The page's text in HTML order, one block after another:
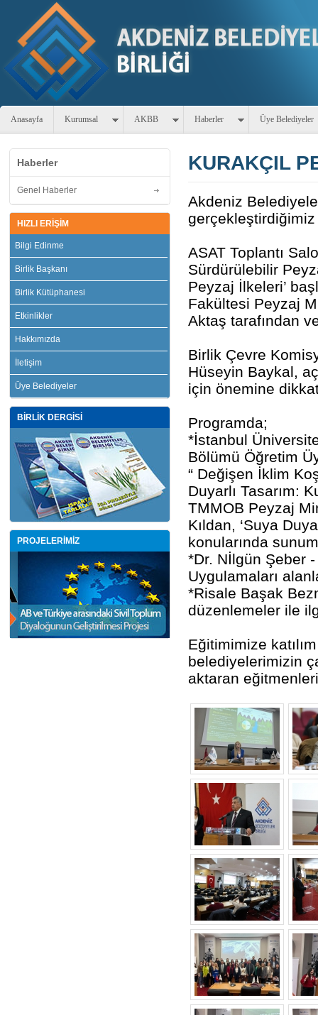
Anasayfa Kurumsal AKBB Haberler Üye Belediyeler
Haberler
Genel Haberler
HIZLI ERİŞİM
Bilgi Edinme
Birlik Başkanı
Birlik Kütüphanesi
Etkinlikler
Hakkımızda
İletişim
Üye Belediyeler
BİRLİK DERGİSİ
PROJELERİMİZ
KURAKÇIL
Akdeniz
ASAT Toplantı
Sürdürülebilir
Peyzaj İlkeleri’
Fakültesi Peyzaj
Aktaş tarafından
Birlik Çevre
Hüseyin Baykal,
için önemine
Programda;
*İstanbul
Bölümü Öğretim
“ Değişen İklim
Duyarlı Tasarım:
TMMOB Peyzaj
Kıldan, ‘Suya
konularında
*Dr. Nİlgün Şeber
Uygulamaları
*Risale Başak
düzenlemeler ile
Eğitimimize
belediyelerimizin
aktaran